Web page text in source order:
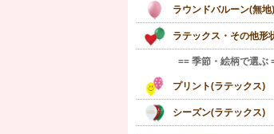
ラウンドバルーン(無地)
ラテックス・その他形
== 季節・絵柄で選ぶ
プリント(ラテックス)
シーズン(ラテックス)